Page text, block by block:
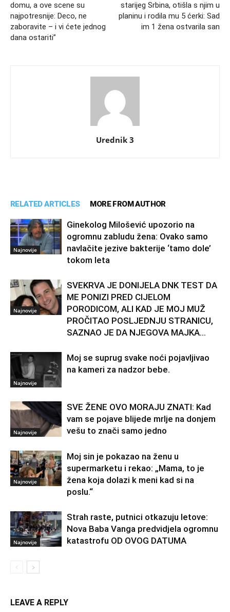
domu, a ove scene su
najpotresnije: Deco, ne
zaboravite – i vi ćete jednog
dana ostariti”
starijeg Srbina, otišla s njim u
planinu i rodila mu 5 ćerki: Sad
im 1 žena ostvarila san
Urednik 3
RELATED ARTICLES MORE FROM AUTHOR
Najnovije
Ginekolog Milošević upozorio na
ogromnu zabludu žena: Ovako samo
navlačite jezive bakterije ‘tamo dole’
tokom leta
Najnovije
SVEKRVA JE DONIJELA DNK TEST DA
ME PONIZI PRED CIJELOM
PORODICOM, ALI KAD JE MOJ MUŽ
PROČITAO POSLJEDNJU STRANICU,
SAZNAO JE DA NJEGOVA MAJKA...
Najnovije
Moj se suprug svake noći pojavljivao
na kameri za nadzor bebe.
Najnovije
SVE ŽENE OVO MORAJU ZNATI: Kad
vam se pojave blijede mrlje na donjem
vešu to znači samo jedno
Najnovije
Moj sin je pokazao na ženu u
supermarketu i rekao: „Mama, to je
žena koja dolazi k meni kad si na
poslu.“
Najnovije
Strah raste, putnici otkazuju letove:
Nova Baba Vanga predvidjela ogromnu
katastrofu OD OVOG DATUMA
LEAVE A REPLY